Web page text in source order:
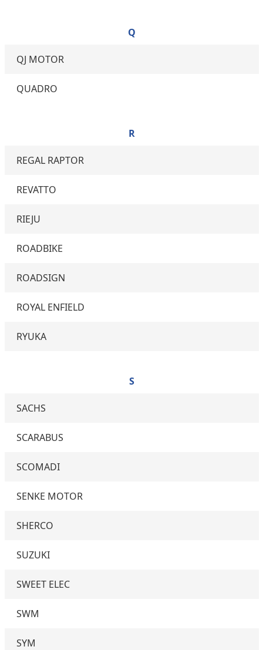
Q
QJ MOTOR
QUADRO
R
REGAL RAPTOR
REVATTO
RIEJU
ROADBIKE
ROADSIGN
ROYAL ENFIELD
RYUKA
S
SACHS
SCARABUS
SCOMADI
SENKE MOTOR
SHERCO
SUZUKI
SWEET ELEC
SWM
SYM